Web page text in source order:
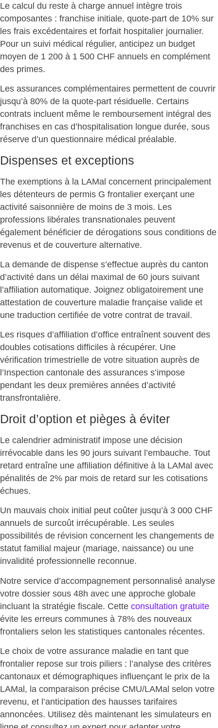
Le calcul du reste à charge annuel intègre trois
composantes : franchise initiale, quote-part de 10% sur
les frais excédentaires et forfait hospitalier journalier.
Pour un suivi médical régulier, anticipez un budget
moyen de 1 200 à 1 500 CHF annuels en complément
des primes.
Les assurances complémentaires permettent de couvrir
jusqu’à 80% de la quote-part résiduelle. Certains
contrats incluent même le remboursement intégral des
franchises en cas d’hospitalisation longue durée, sous
réserve d’un questionnaire médical préalable.
Dispenses et exceptions
The exemptions à la LAMal concernent principalement
les détenteurs de permis G frontalier exerçant une
activité saisonnière de moins de 3 mois. Les
professions libérales transnationales peuvent
également bénéficier de dérogations sous conditions de
revenus et de couverture alternative.
La demande de dispense s’effectue auprès du canton
d’activité dans un délai maximal de 60 jours suivant
l’affiliation automatique. Joignez obligatoirement une
attestation de couverture maladie française valide et
une traduction certifiée de votre contrat de travail.
Les risques d’affiliation d’office entraînent souvent des
doubles cotisations difficiles à récupérer. Une
vérification trimestrielle de votre situation auprès de
l’Inspection cantonale des assurances s’impose
pendant les deux premières années d’activité
transfrontalière.
Droit d’option et pièges à éviter
Le calendrier administratif impose une décision
irrévocable dans les 90 jours suivant l’embauche. Tout
retard entraîne une affiliation définitive à la LAMal avec
pénalités de 2% par mois de retard sur les cotisations
échues.
Un mauvais choix initial peut coûter jusqu’à 3 000 CHF
annuels de surcoût irrécupérable. Les seules
possibilités de révision concernent les changements de
statut familial majeur (mariage, naissance) ou une
invalidité professionnelle reconnue.
Notre service d’accompagnement personnalisé analyse
votre dossier sous 48h avec une approche globale
incluant la stratégie fiscale. Cette consultation gratuite
évite les erreurs communes à 78% des nouveaux
frontaliers selon les statistiques cantonales récentes.
Le choix de votre assurance maladie en tant que
frontalier repose sur trois piliers : l’analyse des critères
cantonaux et démographiques influençant le prix de la
LAMal, la comparaison précise CMU/LAMal selon votre
revenu, et l’anticipation des hausses tarifaires
annoncées. Utilisez dès maintenant les simulateurs en